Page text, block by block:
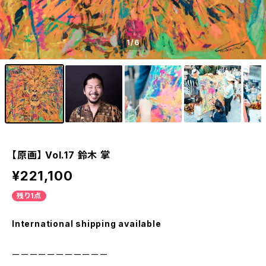
1/6
【原画】 Vol.17 鈴木 掌
¥221,100
残り1点
International shipping available
ーーーーーーーーーーー